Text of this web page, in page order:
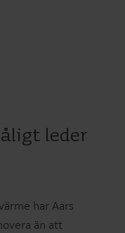
leder
har Aars
än att